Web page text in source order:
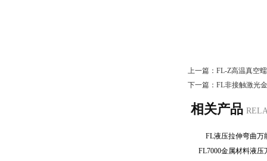
上一篇： FL-Z高温真空
下一篇： FL非接触激光
相关产品
FL液压拉伸弯曲
FL7000金属材料液